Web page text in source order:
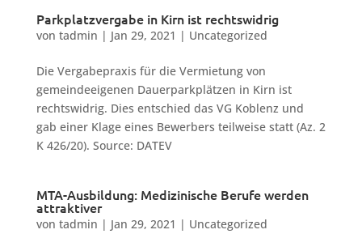
Parkplatzvergabe in Kirn ist rechtswidrig
von tadmin | Jan 29, 2021 | Uncategorized
Die Vergabepraxis für die Vermietung von
gemeindeeigenen Dauerparkplätzen in Kirn ist
rechtswidrig. Dies entschied das VG Koblenz und
gab einer Klage eines Bewerbers teilweise statt (Az. 2
K 426/20). Source: DATEV
MTA-Ausbildung: Medizinische Berufe werden
attraktiver
von tadmin | Jan 29, 2021 | Uncategorized